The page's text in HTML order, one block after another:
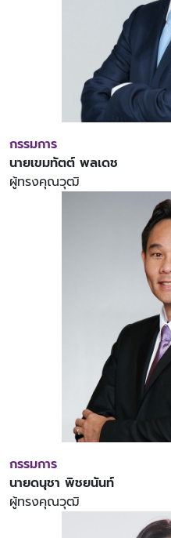
กรรมการ
นายเขมทัตต์ พลเดช
ผู้ทรงคุณวุฒิ
กรรมการ
นายดนุชา พิชยนันท์
ผู้ทรงคุณวุฒิ